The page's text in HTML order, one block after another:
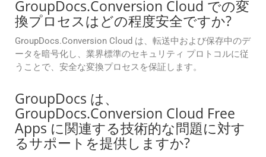
GroupDocs.Conversion Cloud での変
換プロセスはどの程度安全ですか?
GroupDocs.Conversion Cloud は、転送中および保存中のデ
ータを暗号化し、業界標準のセキュリティ プロトコルに従
うことで、安全な変換プロセスを保証します。
GroupDocs は、
GroupDocs.Conversion Cloud Free
Apps に関連する技術的な問題に対す
るサポートを提供しますか?